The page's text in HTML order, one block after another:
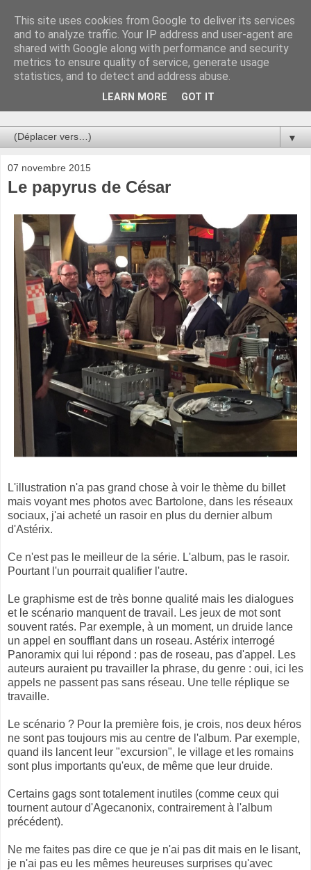
Au bistro !
La connerie étant le seul chemin susceptible de nous faire
entrevoir une parcelle de vérité, utilisons la par des moyens
de communication efficaces. Le temps qu'on remplisse nos
▼
07 novembre 2015
Le papyrus de César
L'illustration n'a pas grand chose à voir le thème du billet
mais voyant mes photos avec Bartolone, dans les réseaux
sociaux, j'ai acheté un rasoir en plus du dernier album
d'Astérix.
Ce n'est pas le meilleur de la série. L'album, pas le rasoir.
Pourtant l'un pourrait qualifier l'autre.
Le graphisme est de très bonne qualité mais les dialogues
et le scénario manquent de travail. Les jeux de mot sont
souvent ratés. Par exemple, à un moment, un druide lance
un appel en soufflant dans un roseau. Astérix interrogé
Panoramix qui lui répond : pas de roseau, pas d'appel. Les
auteurs auraient pu travailler la phrase, du genre : oui, ici les
appels ne passent pas sans réseau. Une telle réplique se
travaille.
Le scénario ? Pour la première fois, je crois, nos deux héros
ne sont pas toujours mis au centre de l'album. Par exemple,
quand ils lancent leur "excursion", le village et les romains
sont plus importants qu'eux, de même que leur druide.
Certains gags sont totalement inutiles (comme ceux qui
tournent autour d'Agecanonix, contrairement à l'album
précédent).
Ne me faites pas dire ce que je n'ai pas dit mais en le lisant,
je n'ai pas eu les mêmes heureuses surprises qu'avec
This site uses cookies from Google to deliver its services
and to analyze traffic. Your IP address and user-agent are
shared with Google along with performance and security
metrics to ensure quality of service, generate usage
statistics, and to detect and address abuse.
LEARN MORE GOT IT